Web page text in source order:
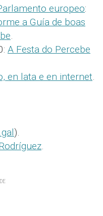
europeo:
a Guía de boas
.
A Festa do Percebe
en lata e en internet.
).
.